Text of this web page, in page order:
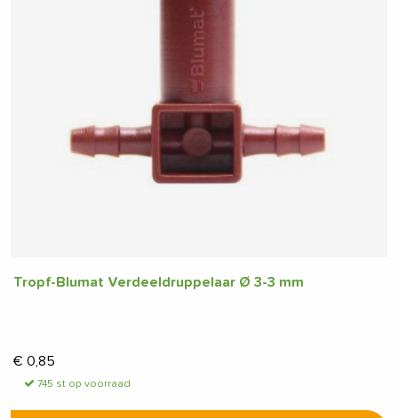
Tropf-Blumat Verdeeldruppelaar Ø 3-3 mm
€ 0,85
745 st op voorraad